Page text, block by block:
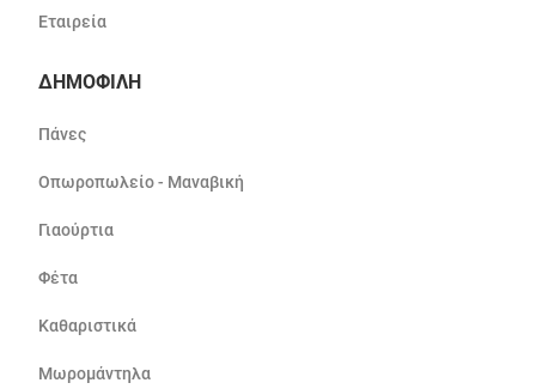
Εταιρεία
ΔΗΜΟΦΙΛΗ
Πάνες
Οπωροπωλείο - Μαναβική
Γιαούρτια
Φέτα
Καθαριστικά
Μωρομάντηλα